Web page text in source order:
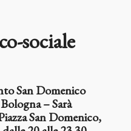
sociale
San Domenico
– Sarà
San Domenico,